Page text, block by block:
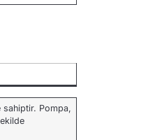
sahiptir. Pompa,